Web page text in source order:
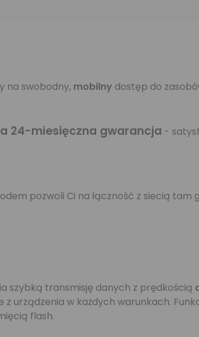
na swobodny, mobilny dostęp do
24-miesięczna gwarancja -
pozwoli Ci na łączność z siecią tam
szybką transmisję danych z prędkością
urządzenia w każdych warunkach.
flash.